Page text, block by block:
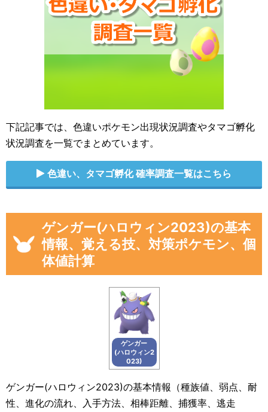
下記記事では、色違いポケモン出現状況調査やタマゴ孵化
状況調査を一覧でまとめています。
色違い、タマゴ孵化 確率調査一覧はこちら
ゲンガー(ハロウィン2023)の基本
情報、覚える技、対策ポケモン、個
体値計算
ゲンガー
(ハロウィン2
023)
ゲンガー(ハロウィン2023)の基本情報（種族値、弱点、耐
性、進化の流れ、入手方法、相棒距離、捕獲率、逃走